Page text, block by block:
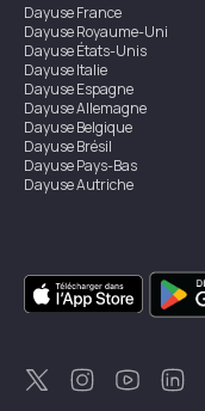
DayuseFrance
DayuseRoyaume-Uni
DayuseÉtats-Unis
DayuseItalie
DayuseEspagne
DayuseAllemagne
DayuseBelgique
DayuseBrésil
DayusePays-Bas
DayuseAutriche
DayuseSingapour
DayuseSuède
DayuseThaïlande
DayuseNouvelle-Zélande
DayuseTurquie